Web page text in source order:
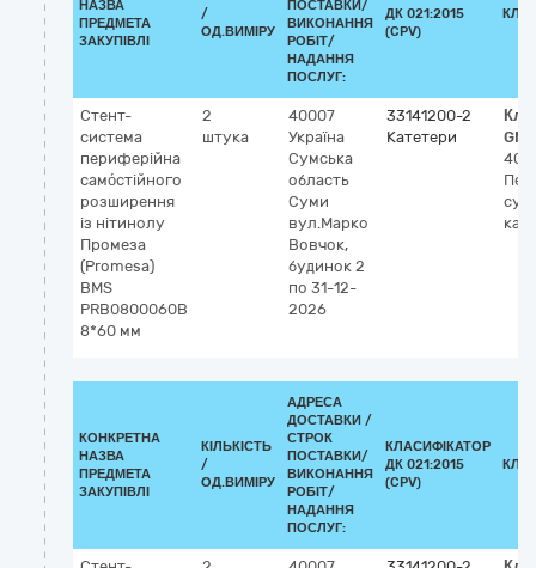
НАЗВА
ПРЕДМЕТА
ЗАКУПІВЛІ
/
ОД.ВИМІРУ
ПОСТАВКИ/
ВИКОНАННЯ
РОБІТ/
НАДАННЯ
ПОСЛУГ:
ДК 021:2015
(CPV)
Стент-
система
периферійна
само́стійного
розширення
із нітинолу
Промеза
(Promesa)
BMS
PRB0800060B
8*60 мм
2
штука
40007
Україна
Сумська
область
Суми
вул.Марко
Вовчок,
будинок 2
по 31-12-
2026
33141200-2
Катетери
КОНКРЕТНА
НАЗВА
ПРЕДМЕТА
ЗАКУПІВЛІ
КІЛЬКІСТЬ
/
ОД.ВИМІРУ
АДРЕСА
ДОСТАВКИ /
СТРОК
ПОСТАВКИ/
ВИКОНАННЯ
РОБІТ/
НАДАННЯ
ПОСЛУГ:
КЛАСИФІКАТОР
ДК 021:2015
(CPV)